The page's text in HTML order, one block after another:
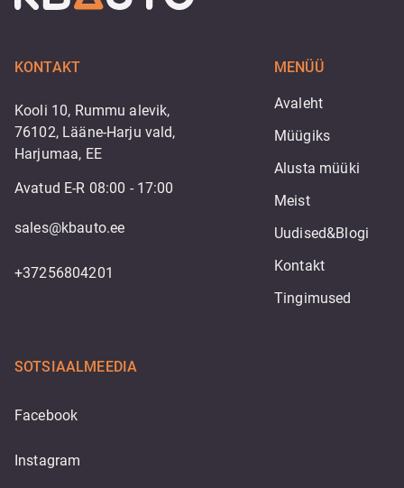
KONTAKT
Kooli 10, Rummu alevik,
76102, Lääne-Harju vald,
Harjumaa, EE
Avatud E-R 08:00 - 17:00
sales@kbauto.ee
+37256804201
MENÜÜ
Avaleht
Müügiks
Alusta müüki
Meist
Uudised&Blogi
Kontakt
Tingimused
SOTSIAALMEEDIA
Facebook
Instagram